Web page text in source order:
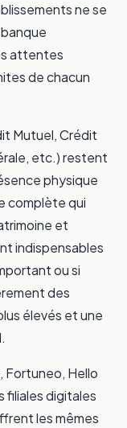
ne se
attentes
de chacun
Mutuel, Crédit
etc.) restent
physique
complète qui
et
indispensables
ou si
des
élevés et une
Fortuneo, Hello
filiales digitales
les mêmes